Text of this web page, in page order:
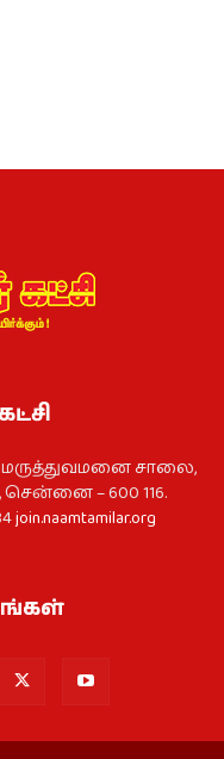
மருத்துவமனை சாலை,
– 600 116.
join.naamtamilar.org